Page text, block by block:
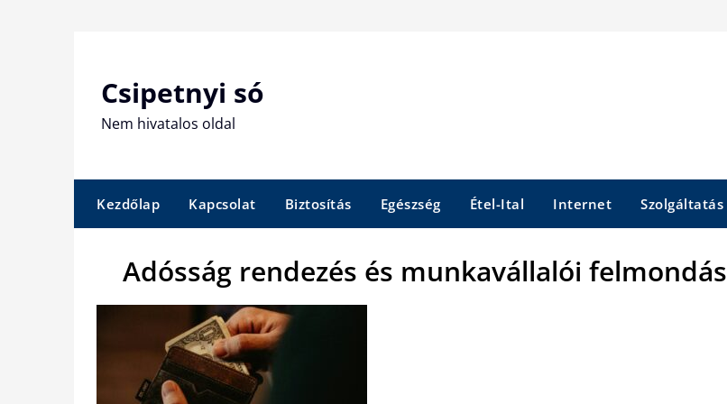
Csipetnyi só
Nem hivatalos oldal
Kezdőlap Kapcsolat Biztosítás Egészség Étel-Ital Internet Szolgáltatás
Adósság rendezés és munkavállalói felmondás